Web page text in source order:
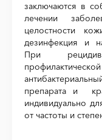
заключаются в
лечении
целостности
дезинфекция и
При
препарата и
индивидуально
от частоты и